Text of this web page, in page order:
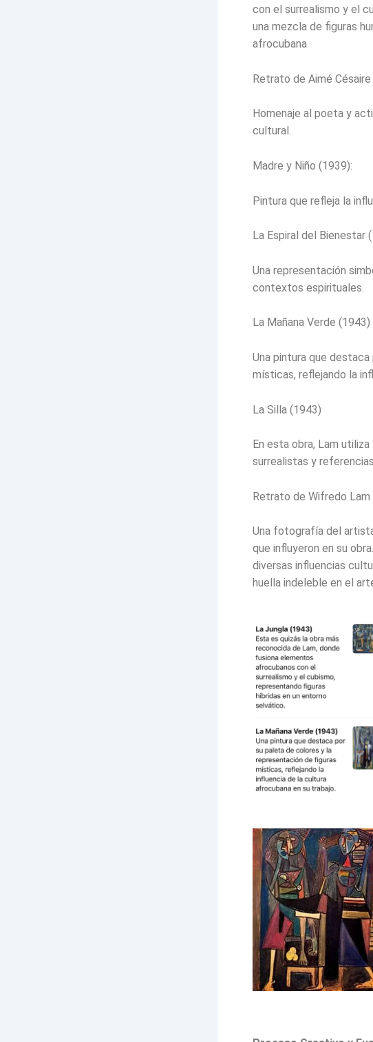
con el surrealismo y el
una mezcla de figuras
afrocubana
Retrato de Aimé Césaire
Homenaje al poeta y
cultural.
Madre y Niño (1939):
Pintura que refleja la
La Espiral del Bienestar
Una representación
contextos espirituales.
La Mañana Verde (1943)
Una pintura que
místicas, reflejando la
La Silla (1943)
En esta obra, Lam
surrealistas y
Retrato de Wifredo Lam
Una fotografía del
que influyeron en su
diversas influencias
huella indeleble en el